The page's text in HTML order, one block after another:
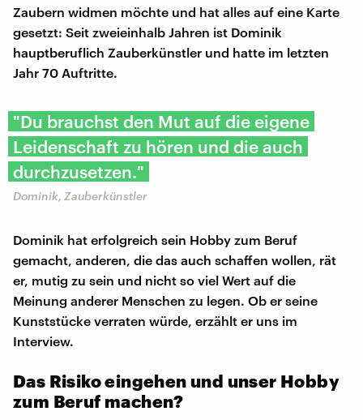
Zaubern widmen möchte und hat alles auf eine Karte
gesetzt: Seit zweieinhalb Jahren ist Dominik
hauptberuflich Zauberkünstler und hatte im letzten
Jahr 70 Auftritte.
"Du brauchst den Mut auf die eigene
Leidenschaft zu hören und die auch
durchzusetzen."
Dominik, Zauberkünstler
Dominik hat erfolgreich sein Hobby zum Beruf
gemacht, anderen, die das auch schaffen wollen, rät
er, mutig zu sein und nicht so viel Wert auf die
Meinung anderer Menschen zu legen. Ob er seine
Kunststücke verraten würde, erzählt er uns im
Interview.
Das Risiko eingehen und unser Hobby
zum Beruf machen?